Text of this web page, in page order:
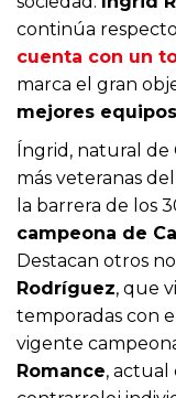
continúa
cuenta con un
marca el gran
mejores
Íngrid, natural de
más veteranas
la barrera de los
campeona de
Destacan otros
Rodríguez, que
temporadas con
vigente
Romance, actual